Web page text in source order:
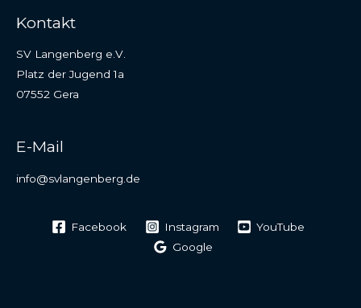
Kontakt
SV Langenberg e.V.
Platz der Jugend 1a
07552 Gera
E-Mail
info@svlangenberg.de
Facebook Instagram
YouTube
Google